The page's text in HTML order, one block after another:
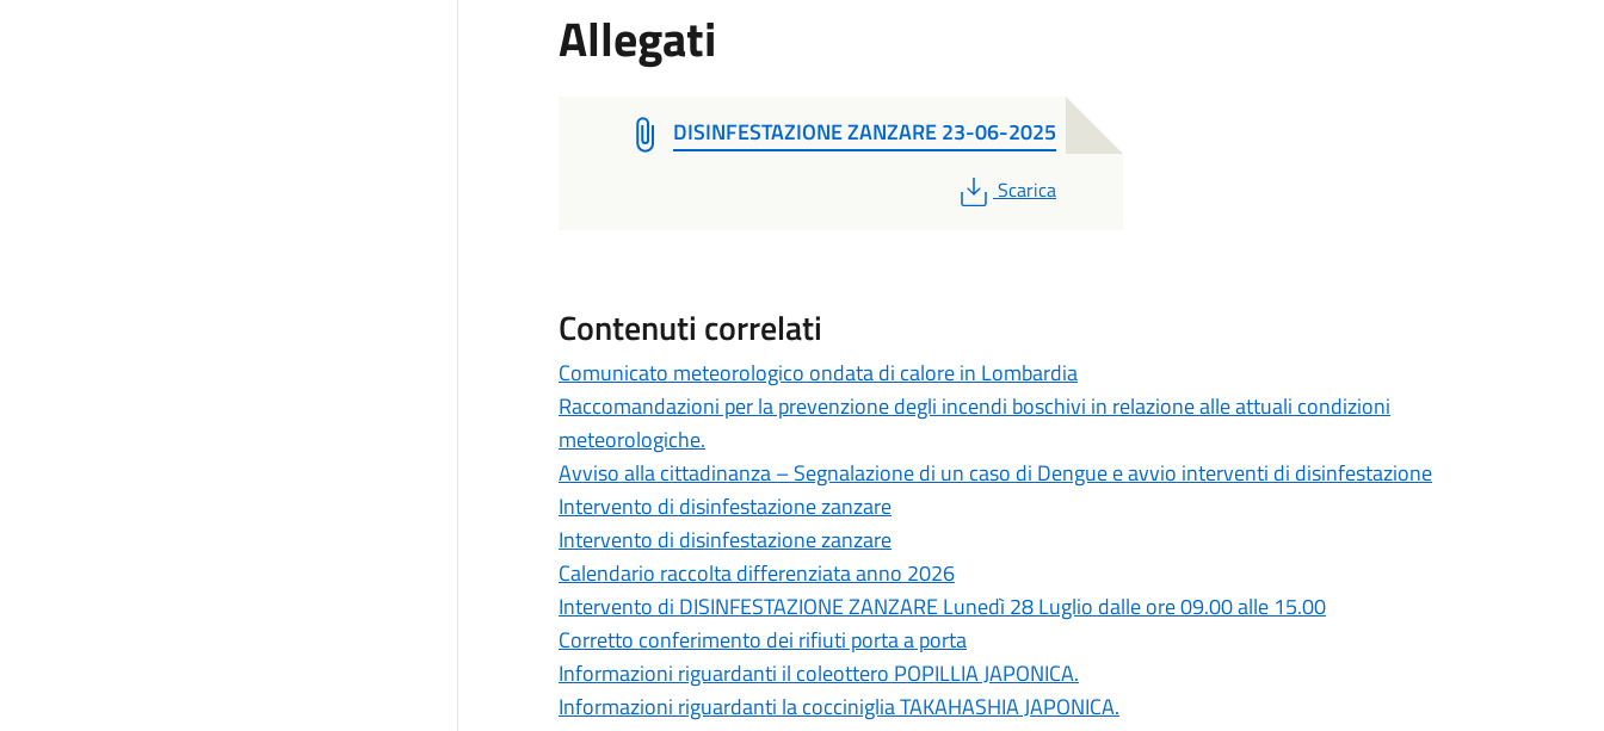
Allegati
DISINFESTAZIONE ZANZARE 23-06-2025
PDF
Scarica
Contenuti correlati
Comunicato meteorologico ondata di calore in Lombardia
Raccomandazioni per la prevenzione degli incendi boschivi in relazione alle attuali condizioni
meteorologiche.
Avviso alla cittadinanza – Segnalazione di un caso di Dengue e avvio interventi di disinfestazione
Intervento di disinfestazione zanzare
Intervento di disinfestazione zanzare
Calendario raccolta differenziata anno 2026
Intervento di DISINFESTAZIONE ZANZARE Lunedì 28 Luglio dalle ore 09.00 alle 15.00
Corretto conferimento dei rifiuti porta a porta
Informazioni riguardanti il coleottero POPILLIA JAPONICA.
Informazioni riguardanti la cocciniglia TAKAHASHIA JAPONICA.